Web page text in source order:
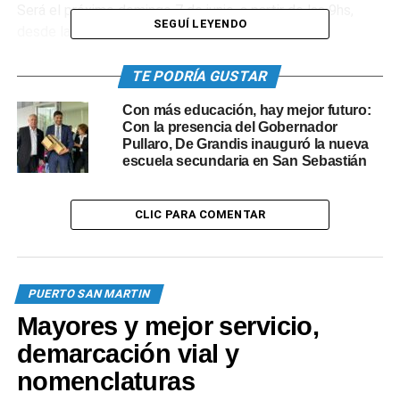
Será el próximo domingo 7 de junio, a partir de las 9hs,
la
Punta
Quebracho”, organizada por la Municipalidad y fiscalizada
por la
competencias atléticas
más destacadas del país, no sólo por su convocatoria sino
también
por los significativos premios que ofrece.
Con una gran convocatoria de deportistas, entre
SEGUÍ LEYENDO
TE PODRÍA GUSTAR
Con más educación, hay mejor futuro:
Con la presencia del Gobernador
Pullaro, De Grandis inauguró la nueva
escuela secundaria en San Sebastián
CLIC PARA COMENTAR
PUERTO SAN MARTIN
Mayores y mejor servicio,
demarcación vial y
nomenclaturas